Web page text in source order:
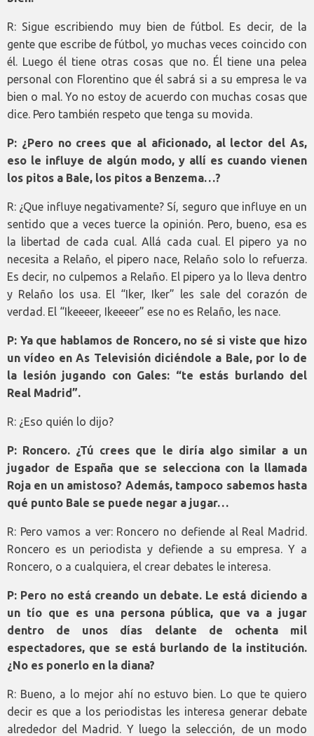
R: Sigue escribiendo muy bien de fútbol. Es decir, de la
gente que escribe de fútbol, yo muchas veces coincido con
él. Luego él tiene otras cosas que no. Él tiene una pelea
personal con Florentino que él sabrá si a su empresa le va
bien o mal. Yo no estoy de acuerdo con muchas cosas que
dice. Pero también respeto que tenga su movida.
P: ¿Pero no crees que al aficionado, al lector del As,
eso le influye de algún modo, y allí es cuando vienen
los pitos a Bale, los pitos a Benzema…?
R: ¿Que influye negativamente? Sí, seguro que influye en un
sentido que a veces tuerce la opinión. Pero, bueno, esa es
la libertad de cada cual. Allá cada cual. El pipero ya no
necesita a Relaño, el pipero nace, Relaño solo lo refuerza.
Es decir, no culpemos a Relaño. El pipero ya lo lleva dentro
y Relaño los usa. El “Iker, Iker” les sale del corazón de
verdad. El “Ikeeeer, Ikeeeer” ese no es Relaño, les nace.
P: Ya que hablamos de Roncero, no sé si viste que hizo
un vídeo en As Televisión diciéndole a Bale, por lo de
la lesión jugando con Gales: “te estás burlando del
Real Madrid”.
R: ¿Eso quién lo dijo?
P: Roncero. ¿Tú crees que le diría algo similar a un
jugador de España que se selecciona con la llamada
Roja en un amistoso? Además, tampoco sabemos hasta
qué punto Bale se puede negar a jugar…
R: Pero vamos a ver: Roncero no defiende al Real Madrid.
Roncero es un periodista y defiende a su empresa. Y a
Roncero, o a cualquiera, el crear debates le interesa.
P: Pero no está creando un debate. Le está diciendo a
un tío que es una persona pública, que va a jugar
dentro de unos días delante de ochenta mil
espectadores, que se está burlando de la institución.
¿No es ponerlo en la diana?
R: Bueno, a lo mejor ahí no estuvo bien. Lo que te quiero
decir es que a los periodistas les interesa generar debate
alrededor del Madrid. Y luego la selección, de un modo